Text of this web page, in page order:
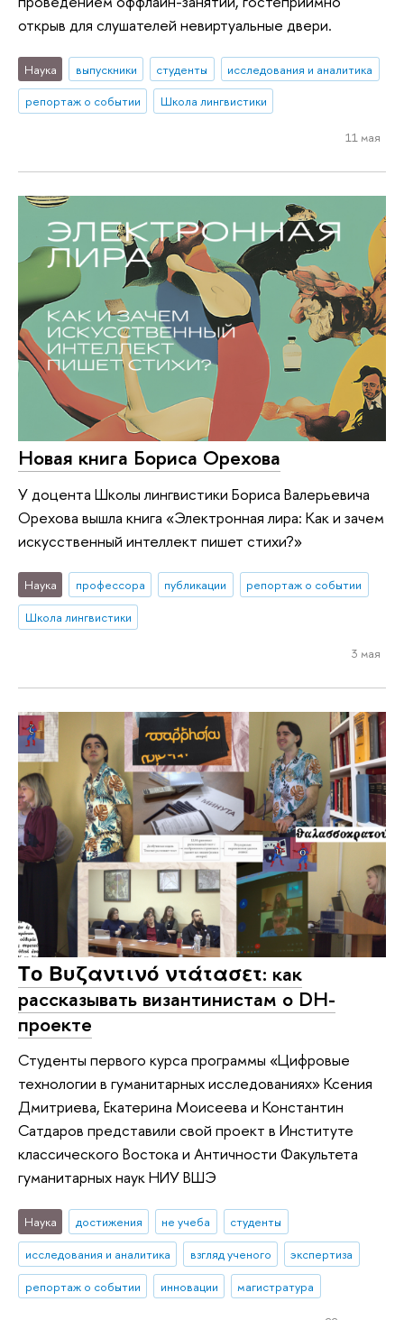
открыв для слушателей невиртуальные двери.
Наука выпускники студенты
исследования и аналитика
репортаж о событии
Школа лингвистики
11 мая
Новая книга Бориса Орехова
У доцента Школы лингвистики Бориса Валерьевича
Орехова вышла книга «Электронная лира: Как и зачем
искусственный интеллект пишет стихи?»
Наука профессора публикации
репортаж о событии
Школа лингвистики
3 мая
Το Βυζαντινό ντάτασετ: как
рассказывать византинистам о DH-
проекте
Студенты первого курса программы «Цифровые
технологии в гуманитарных исследованиях» Ксения
Дмитриева, Екатерина Моисеева и Константин
Сатдаров представили свой проект в Институте
классического Востока и Античности Факультета
гуманитарных наук НИУ ВШЭ
Наука достижения не учеба
студенты
исследования и аналитика
взгляд ученого
экспертиза
репортаж о событии
инновации магистратура